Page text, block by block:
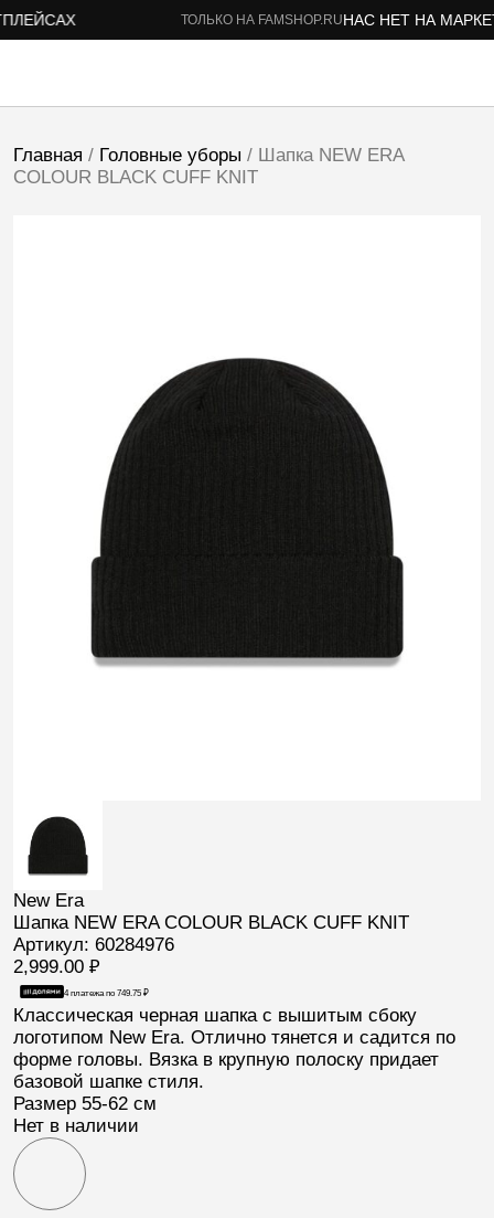
ТОЛЬКО НА FAMSHOP.RUНАС НЕТ НА
Главная / Головные уборы / Шапка NEW ERA
COLOUR BLACK CUFF KNIT
New Era
Шапка NEW ERA COLOUR BLACK CUFF KNIT
Артикул: 60284976
2,999.00 ₽
4 платежа по 749.75 ₽
Классическая черная шапка с вышитым сбоку
логотипом New Era. Отлично тянется и садится по
форме головы. Вязка в крупную полоску придает
базовой шапке стиля.
Размер 55-62 см
Нет в наличии